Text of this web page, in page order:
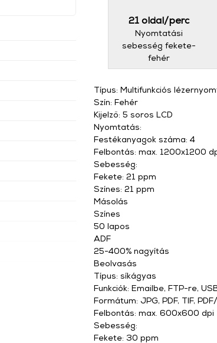
21 oldal/perc
Nyomtatási
sebesség fekete-
fehér
Típus: Multifunkciós
Szín: Fehér
Kijelző: 5 soros LCD
Nyomtatás:
Festékanyagok száma: 4
Felbontás: max. 1200x1200
Sebesség:
Fekete: 21 ppm
Színes: 21 ppm
Másolás
Színes
50 lapos
ADF
25-400% nagyítás
Beolvasás
Típus: síkágyas
Funkciók: Emailbe, FTP-re,
Formátum: JPG, PDF, TIF,
Felbontás: max. 600x600 dpi
Sebesség:
Fekete: 30 ppm